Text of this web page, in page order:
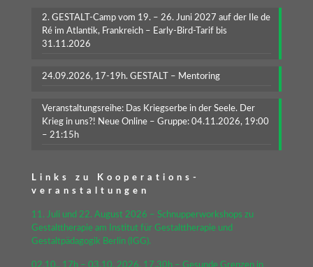
2. GESTALT-Camp vom 19. – 26. Juni 2027 auf der Ile de
Ré im Atlantik, Frankreich – Early-Bird-Tarif bis
31.11.2026
24.09.2026, 17-19h. GESTALT – Mentoring
Veranstaltungsreihe: Das Kriegserbe in der Seele. Der
Krieg in uns?! Neue Online – Gruppe: 04.11.2026, 19:00
– 21:15h
Links zu Kooperations-
veranstaltungen
11. Juli und 22. August 2026 – Schnupperworkshops zu
Gestalttherapie am Institut für Gestalttherapie und
Gestaltpädagogik Berlin (IGG).